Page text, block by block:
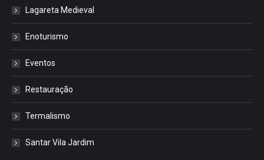
Lagareta Medieval
Enoturismo
Eventos
Restauração
Termalismo
Santar Vila Jardim